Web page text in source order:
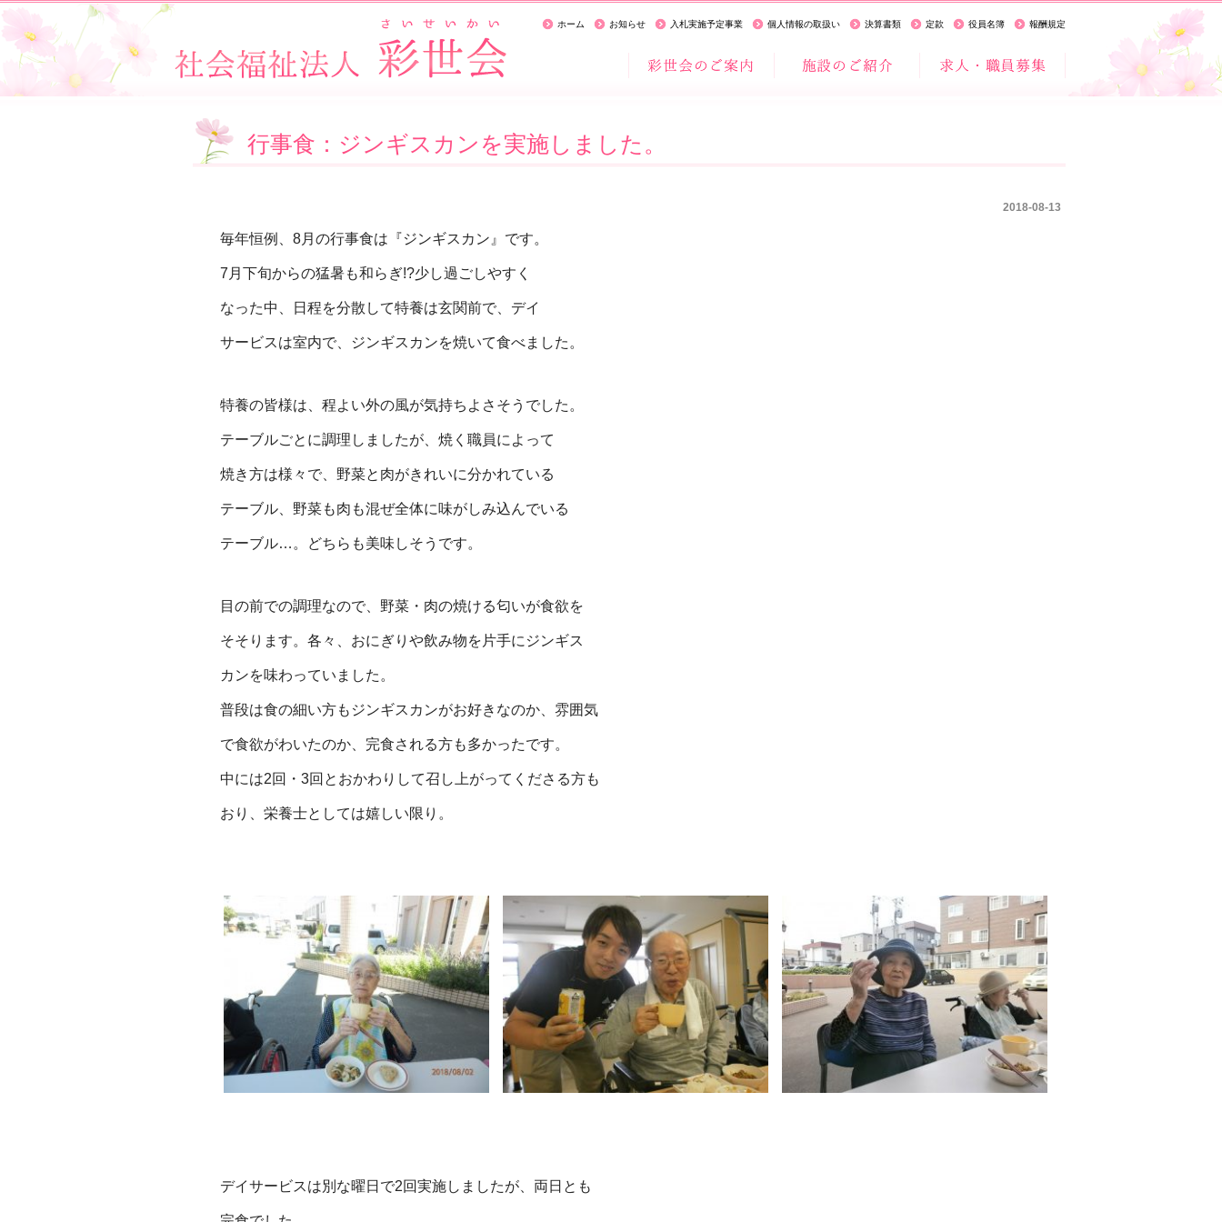
ホーム お知らせ 入札実施予定事業 個人情報の取扱い 決算書類 定款 役員名簿 報酬規定
行事食：ジンギスカンを実施しました。
2018-08-13
毎年恒例、8月の行事食は『ジンギスカン』です。
7月下旬からの猛暑も和らぎ!?少し過ごしやすく
なった中、日程を分散して特養は玄関前で、デイ
サービスは室内で、 ジンギスカンを焼いて食べました。
特養の皆様は、程よい外の風が気持ちよさそうでした。
テーブルごとに調理しましたが、焼く職員によって
焼き方は様々で、野菜と 肉がきれいに分かれている
テーブル、野菜も肉も混ぜ全体に味がしみ込んでいる
テーブル…。どちらも美味しそうです。
目の前での調理なので、野菜・肉の焼ける匂いが食欲を
そそります。各々 、おにぎりや飲み物を片手にジンギス
カンを味わっていました。
普段は食の細い方もジンギスカンがお好きなのか、雰囲気
で食欲がわいたのか、完食される方も多かったです。
中には2回・3回とおかわりして召し上がってくださる方も
おり、栄養士と しては嬉しい限り。
デイサービスは別な曜日で2回実施しましたが、両日とも